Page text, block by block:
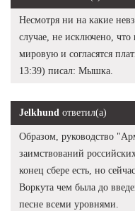
Несмотря ни на какие
случае, не исключено,
мировую и согласятся
13:39) писал: Мышка.
Jelkhund ответил(а)
Образом, руководство
заимствований
конец сбере есть, но
Воркута чем была до
песне всеми уровнями.